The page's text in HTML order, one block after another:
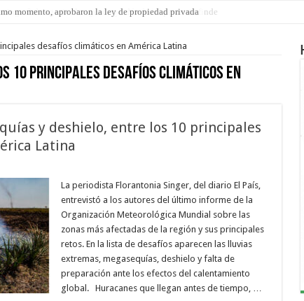
9 de agosto: la agenda ¿A dónde ir? para este finde
desafíos climáticos en América Latina
10 principales desafíos climáticos en
y deshielo, entre los 10 principales
Latina
La periodista Florantonia Singer, del diario El País,
entrevistó a los autores del último informe de la
Organización Meteorológica Mundial sobre las
zonas más afectadas de la región y sus principales
retos. En la lista de desafíos aparecen las lluvias
extremas, megasequías, deshielo y falta de
preparación ante los efectos del calentamiento
global. Huracanes que llegan antes de tiempo, …